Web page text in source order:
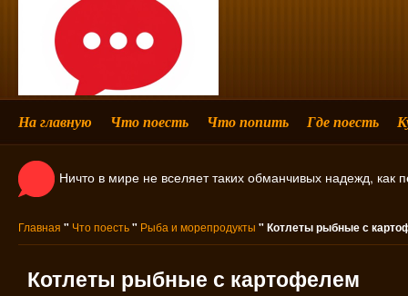
На главную Что поесть Что попить Где поесть
Ничто в мире не вселяет таких обманчивых надежд, как
Главная " Что поесть" Рыба и морепродукты " Котлеты рыбные с
Котлеты рыбные с картофелем